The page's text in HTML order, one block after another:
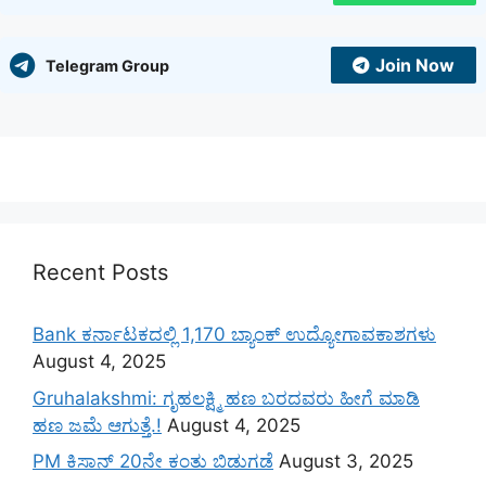
Telegram Group Join Now
Recent Posts
Bank ಕರ್ನಾಟಕದಲ್ಲಿ 1,170 ಬ್ಯಾಂಕ್ ಉದ್ಯೋಗಾವಕಾಶಗಳು
August 4, 2025
Gruhalakshmi: ಗೃಹಲಕ್ಷ್ಮಿ ಹಣ ಬರದವರು ಹೀಗೆ ಮಾಡಿ
ಹಣ ಜಮೆ‌ ಆಗುತ್ತೆ.! August 4, 2025
PM ಕಿಸಾನ್ 20ನೇ ಕಂತು ಬಿಡುಗಡೆ August 3, 2025